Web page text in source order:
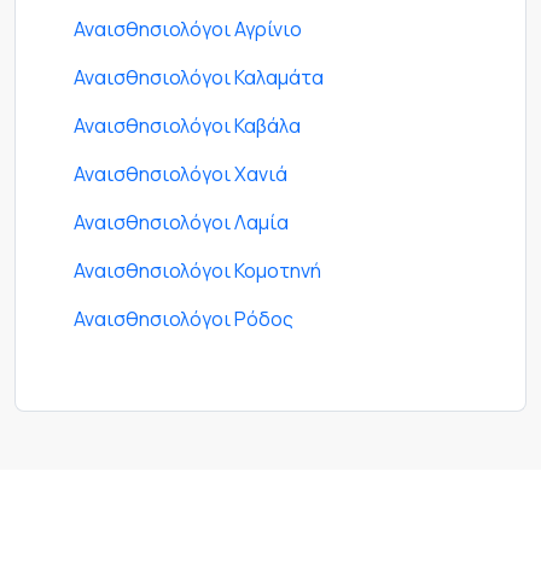
Αναισθησιολόγοι Αγρίνιο
Αναισθησιολόγοι Καλαμάτα
Αναισθησιολόγοι Καβάλα
Αναισθησιολόγοι Χανιά
Αναισθησιολόγοι Λαμία
Αναισθησιολόγοι Κομοτηνή
Αναισθησιολόγοι Ρόδος